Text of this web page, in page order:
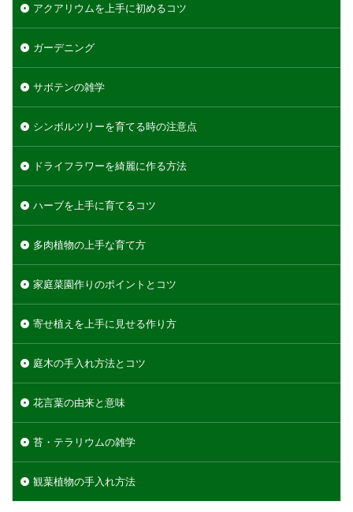
アクアリウムを上手に初めるコツ
ガーデニング
サボテンの雑学
シンボルツリーを育てる時の注意点
ドライフラワーを綺麗に作る方法
ハーブを上手に育てるコツ
多肉植物の上手な育て方
家庭菜園作りのポイントとコツ
寄せ植えを上手に見せる作り方
庭木の手入れ方法とコツ
花言葉の由来と意味
苔・テラリウムの雑学
観葉植物の手入れ方法